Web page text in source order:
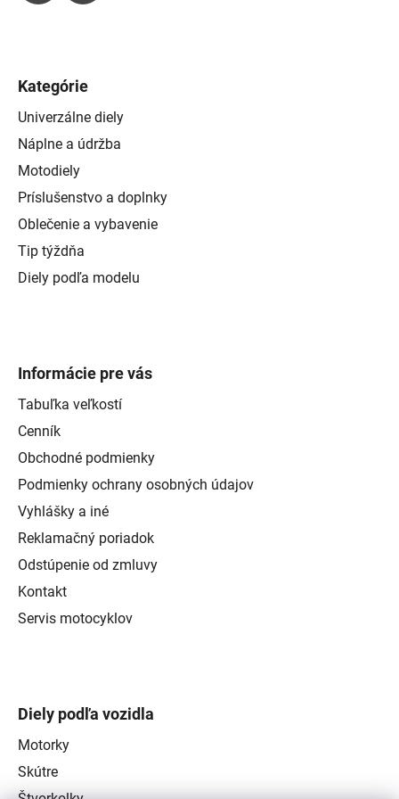
Kategórie
Univerzálne diely
Náplne a údržba
Motodiely
Príslušenstvo a doplnky
Oblečenie a vybavenie
Tip týždňa
Diely podľa modelu
Informácie pre vás
Tabuľka veľkostí
Cenník
Obchodné podmienky
Podmienky ochrany osobných údajov
Vyhlášky a iné
Reklamačný poriadok
Odstúpenie od zmluvy
Kontakt
Servis motocyklov
Diely podľa vozidla
Motorky
Skútre